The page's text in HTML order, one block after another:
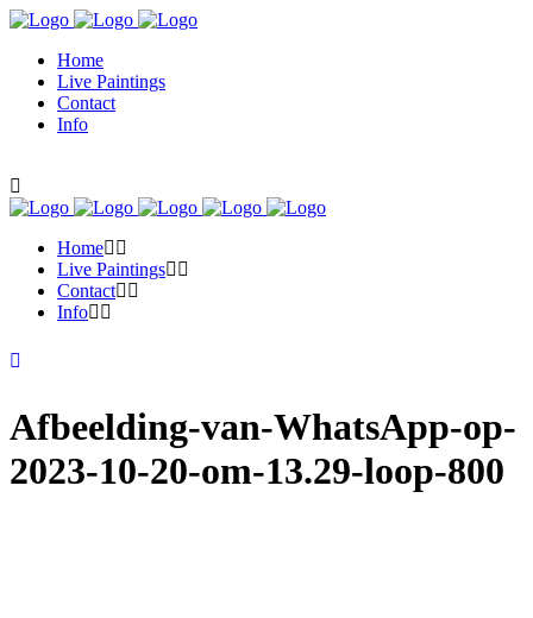
Home
Live Paintings
Contact
Info
Home
Live Paintings
Contact
Info
Afbeelding-van-WhatsApp-op-
2023-10-20-om-13.29-loop-800